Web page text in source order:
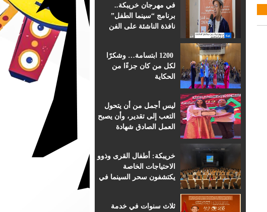
في مهرجان خريبكة..
برنامج “سينما الطفل”
نافذة الناشئة على الفن
1200 ابتسامة… وشكرًا
لكل من كان جزءًا من
الحكاية
ليس أجمل من أن يتحول
التعب إلى تقدير، وأن يصبح
العمل الصادق شهادة
خريبكة: أطفال القرى وذوو
الاحتياجات الخاصة
يكتشفون سحر السينما في
ثلاث سنوات في خدمة